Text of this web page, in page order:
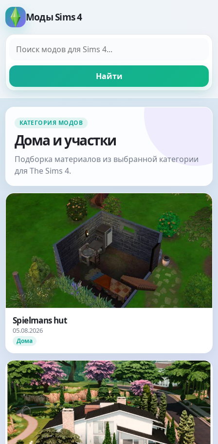
Моды Sims 4
Найти
КАТЕГОРИЯ МОДОВ
Дома и участки
Подборка материалов из выбранной категории
для The Sims 4.
Spielmans hut
05.08.2026
Дома